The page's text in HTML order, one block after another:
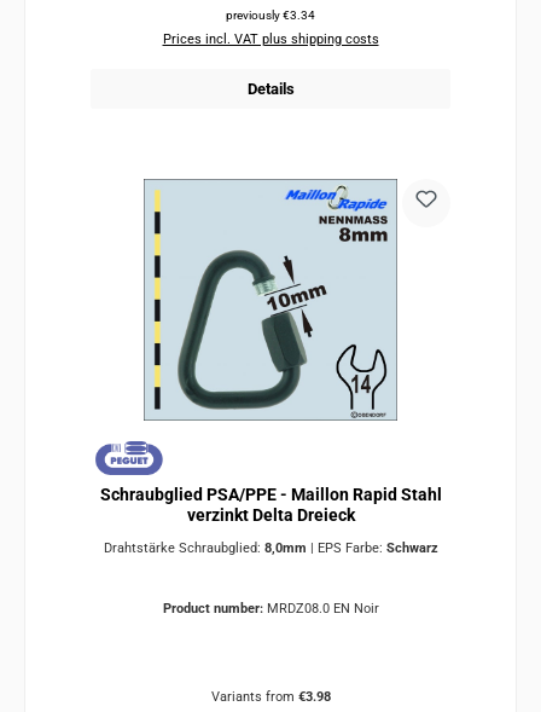
previously €3.34
Prices incl. VAT plus shipping costs
Details
Schraubglied PSA/PPE - Maillon Rapid Stahl
verzinkt Delta Dreieck
Drahtstärke Schraubglied: 8,0mm EPS Farbe: Schwarz
Product number: MRDZ08.0 EN Noir
Variants from €3.98